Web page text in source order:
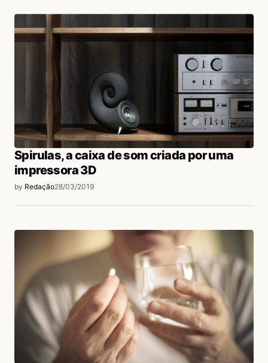
Spirulas, a caixa de som criada por uma
impressora 3D
by Redação28/03/2019